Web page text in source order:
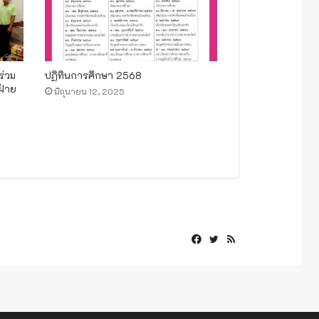
วม
าย
ปฏิทินการศึกษา 2568
มิถุนายน 12, 2025
Facebook
Twitter
RSS